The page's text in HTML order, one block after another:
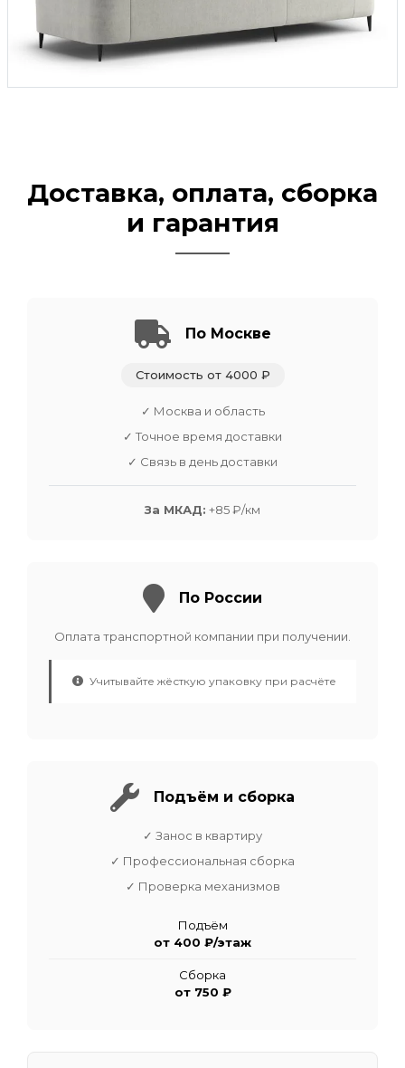
Доставка, оплата, сборка
и гарантия
По Москве
Стоимость от 4000 ₽
✓ Москва и область
✓ Точное время доставки
✓ Связь в день доставки
За МКАД: +85 ₽/км
По России
Оплата транспортной компании при получении.
Учитывайте жёсткую упаковку при расчёте
Подъём и сборка
✓ Занос в квартиру
✓ Профессиональная сборка
✓ Проверка механизмов
Подъём
от 400 ₽/этаж
Сборка
от 750 ₽